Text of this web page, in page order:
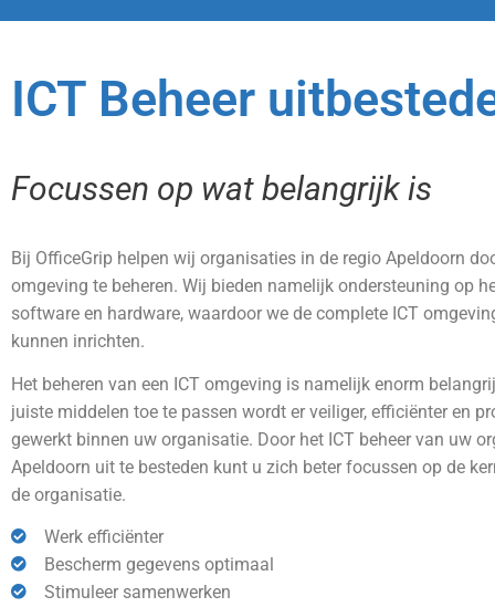
ICT Beheer
Focussen op wat belangrijk is
Bij OfficeGrip helpen wij organisaties in de regio Apeldoorn
omgeving te beheren. Wij bieden namelijk ondersteuning op
software en hardware, waardoor we de complete ICT
kunnen inrichten.
Het beheren van een ICT omgeving is namelijk enorm
juiste middelen toe te passen wordt er veiliger, efficiënter en
gewerkt binnen uw organisatie. Door het ICT beheer van uw
Apeldoorn uit te besteden kunt u zich beter focussen op de
de organisatie.
Werk efficiënter
Bescherm gegevens optimaal
Stimuleer samenwerken